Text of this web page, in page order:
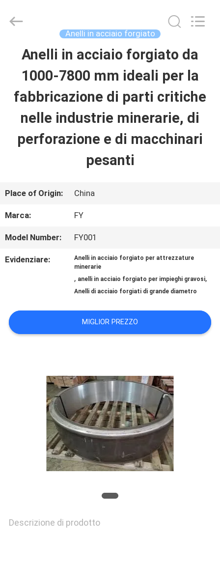
CASA
PRODOTTI
VIDEO
GIRO
DELLA
FABBRICA
CONTROLLO
DI
QUALITÀ
CONTATTICI
NOTIZIE
RICHIEDA
UNA
SITEMAP
Forging
Anelli in acciaio forgiato
Anelli in acciaio forgiato da
1000-7800 mm ideali per la
fabbricazione di parti critiche
nelle industrie minerarie, di
perforazione e di macchinari
pesanti
Place of Origin: China
Marca: FY
Model Number: FY001
Evidenziare:
Anelli in acciaio forgiato per attrezzature
minerarie
, anelli in acciaio forgiato per impieghi gravosi,
Anelli di acciaio forgiati di grande diametro
MIGLIOR PREZZO
Descrizione di prodotto